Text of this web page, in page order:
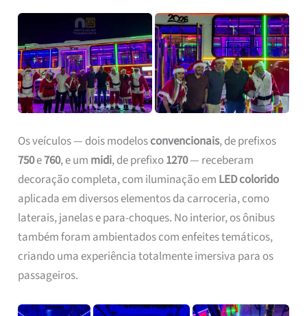
Os veículos — dois modelosconvencionais, de prefixos
750e760, e um midi, de prefixo1270— receberam
decoração completa, com iluminação em LED colorido
aplicada em diversos elementos da carroceria, como
laterais, janelas e para-choques. No interior, os ônibus
também foram ambientados com enfeites temáticos,
criando uma experiência totalmente imersiva para os
passageiros.